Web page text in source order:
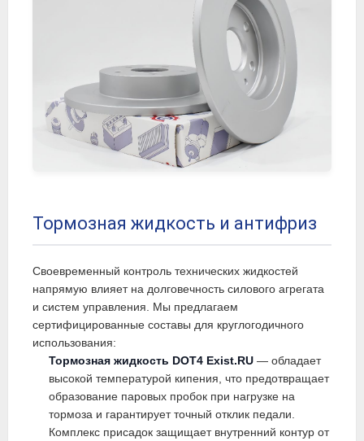
Тормозная жидкость и антифриз
Своевременный контроль технических жидкостей
напрямую влияет на долговечность силового агрегата
и систем управления. Мы предлагаем
сертифицированные составы для круглогодичного
использования:
Тормозная жидкость DOT4 Exist.RU — обладает
высокой температурой кипения, что предотвращает
образование паровых пробок при нагрузке на
тормоза и гарантирует точный отклик педали.
Комплекс присадок защищает внутренний контур от